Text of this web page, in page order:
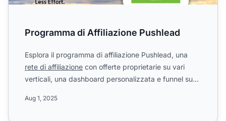
Programma di Affiliazione Pushlead
Esplora il programma di affiliazione Pushlead, una
rete di affiliazione con offerte proprietarie su vari
verticali, una dashboard personalizzata e funnel su
Aug 1, 2025